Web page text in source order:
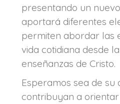
presentando un
aportará diferentes
permiten abordar las
vida cotidiana desde
enseñanzas de Cristo.
Esperamos sea de su
contribuyan a